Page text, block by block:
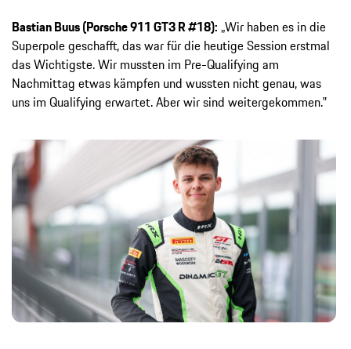
Bastian Buus (Porsche 911 GT3 R #18): „Wir haben es in die
Superpole geschafft, das war für die heutige Session erstmal
das Wichtigste. Wir mussten im Pre-Qualifying am
Nachmittag etwas kämpfen und wussten nicht genau, was
uns im Qualifying erwartet. Aber wir sind weitergekommen.‟